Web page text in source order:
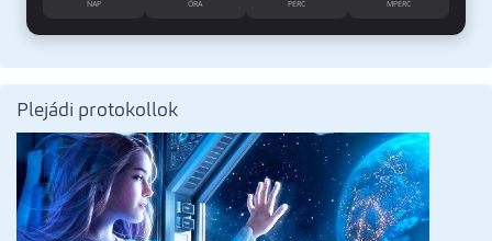
NAP ÓRA PERC MPERC
Plejádi protokollok